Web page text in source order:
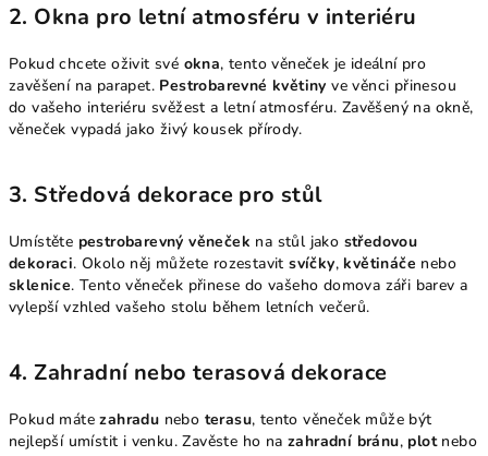
2. Okna pro letní atmosféru v interiéru
Pokud chcete oživit své okna, tento věneček je ideální pro
zavěšení na parapet. Pestrobarevné květiny ve věnci přinesou
do vašeho interiéru svěžest a letní atmosféru. Zavěšený na okně,
věneček vypadá jako živý kousek přírody.
3. Středová dekorace pro stůl
Umístěte pestrobarevný věneček na stůl jako středovou
dekoraci. Okolo něj můžete rozestavitsvíčky, květináče nebo
sklenice. Tento věneček přinese do vašeho domova záři barev a
vylepší vzhled vašeho stolu během letních večerů.
4.Zahradní nebo terasová dekorace
Pokud mátezahradu nebo terasu, tento věneček může být
nejlepší umístit i venku. Zavěste ho na zahradní bránu, plotnebo